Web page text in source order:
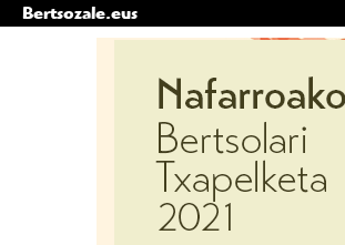
Bertsozale.eus
Edukira
nabigazioara